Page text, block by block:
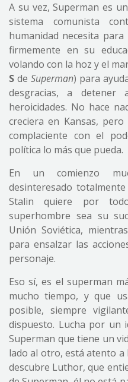
A su vez, Superman es
sistema comunista
humanidad necesita
firmemente en su
volando con la hoz y el
S deSuperman) para
desgracias, a detener
heroicidades. No hace
creciera en Kansas,
complaciente con el
política lo más que pueda.
En un comienzo
desinteresado
Stalin quiere por
superhombre sea su
Unión Soviética,
para ensalzar las
personaje.
Eso sí, es el superman
mucho tiempo, y que
posible, siempre
dispuesto. Lucha por un
Superman que tiene un
lado al otro, está atento a
descubre Luthor, que